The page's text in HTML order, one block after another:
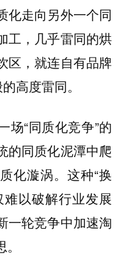
化走向另外一个同
工，几乎雷同的烘
区，就连自有品牌
高度雷同。
场“同质化竞争”的
的同质化泥潭中爬
化漩涡。这种“换
以破解行业发展
一轮竞争中加速淘